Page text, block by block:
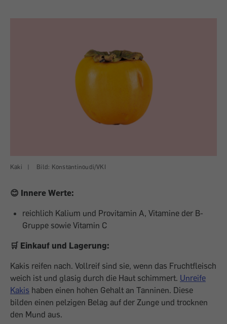
Kaki | Bild: Konstantinoudi/VKI
😊 Innere Werte:
reichlich Kalium und Provitamin A, Vitamine der B-
Gruppe sowie Vitamin C
🛒 Einkauf und Lagerung:
Kakis reifen nach. Vollreif sind sie, wenn das Fruchtfleisch
weich ist und glasig durch die Haut schimmert. Unreife
Kakis haben einen hohen Gehalt an Tanninen. Diese
bilden einen pelzigen Belag auf der Zunge und trocknen
den Mund aus.